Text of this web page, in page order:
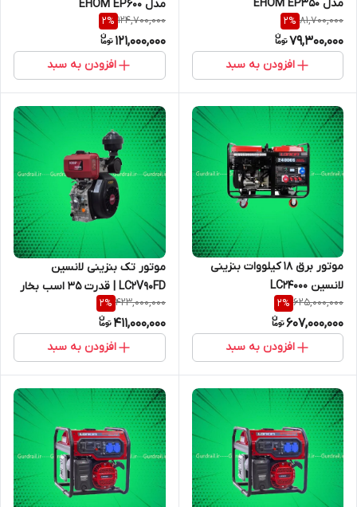
مدل EHOM EP350
81,700,000
2%
79,300,000
افزودن به سبد
مدل EHOM EP600
124,700,000
2%
121,000,000
افزودن به سبد
موتور برق 18 کیلووات بنزینی
لانسین LC24000
625,000,000
2%
607,000,000
افزودن به سبد
موتور تک بنزینی لانسین
LC2V90FD | قدرت ۳۵ اسب بخار
423,000,000
2%
411,000,000
افزودن به سبد